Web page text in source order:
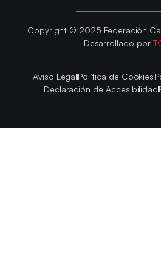
Copyright © 2025 Federación
Desarrollado por
Aviso LegalPolítica de Cookies
Declaración de Accesibilidad